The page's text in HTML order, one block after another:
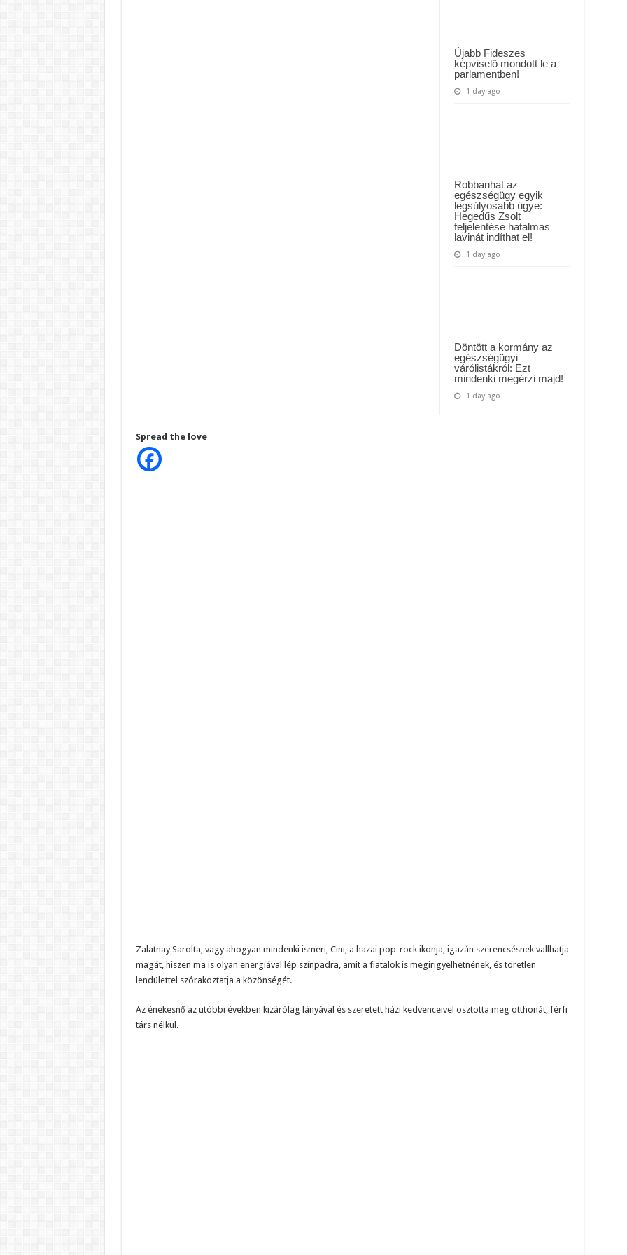
Újabb Fideszes
képviselő mondott le a
parlamentben!
1 day ago
Robbanhat az
egészségügy egyik
legsúlyosabb ügye:
Hegedűs Zsolt
feljelentése hatalmas
lavinát indíthat el!
1 day ago
Döntött a kormány az
egészségügyi
várólistákról: Ezt
mindenki megérzi majd!
1 day ago
Spread the love
Zalatnay Sarolta, vagy ahogyan mindenki ismeri, Cini, a hazai pop-rock ikonja, igazán szerencsésnek vallhatja
magát, hiszen ma is olyan energiával lép színpadra, amit a fiatalok is megirigyelhetnének, és töretlen
lendülettel szórakoztatja a közönségét.
Az énekesnő az utóbbi években kizárólag lányával és szeretett házi kedvenceivel osztotta meg otthonát, férfi
társ nélkül.